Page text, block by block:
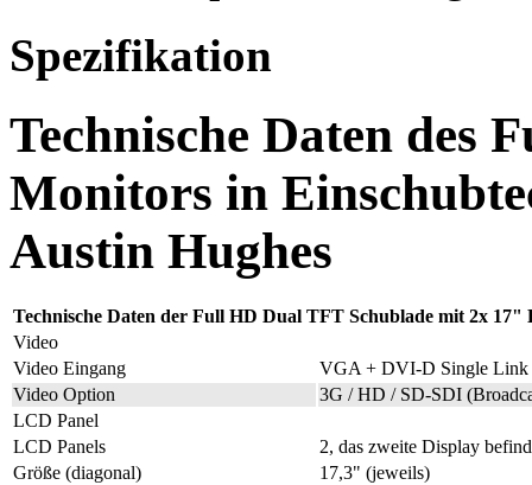
Spezifikation
Technische Daten des
Monitors in
Austin Hughes
Technische Daten der Full HD Dual TFT Schublade mit 2x
Video
Video Eingang
VGA + DVI-D Single Link
Video Option
3G / HD / SD-SDI
LCD Panel
LCD Panels
2, das zweite Display
Größe (diagonal)
17,3" (jeweils)